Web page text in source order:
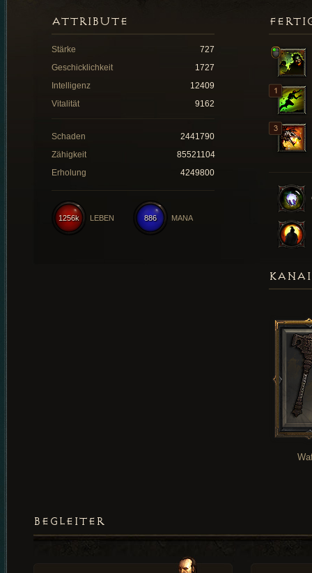
ATTRIBUTE
Stärke
727
Geschicklichkeit
1727
Intelligenz
12409
Vitalität
9162
Schaden
2441790
Zähigkeit
85521104
Erholung
4249800
886 MANA
1256k LEBEN
BEGLEITER